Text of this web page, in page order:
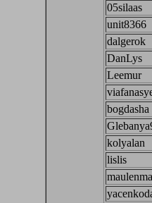
05silaas
unit8366
dalgerok
DanLys
Leemur
bogdasha
kolyalan
lislis